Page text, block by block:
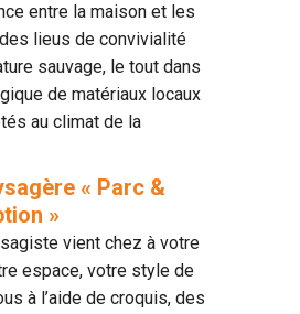
entre la maison et les
lieus de convivialité
sauvage, le tout dans
de matériaux locaux
au climat de la
« Parc &
»
vient chez à votre
espace, votre style de
à l’aide de croquis, des